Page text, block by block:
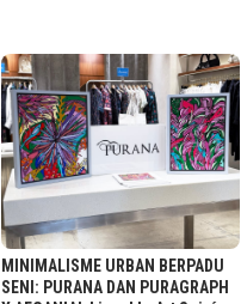
MINIMALISME URBAN BERPADU
SENI: PURANA DAN PURAGRAPH